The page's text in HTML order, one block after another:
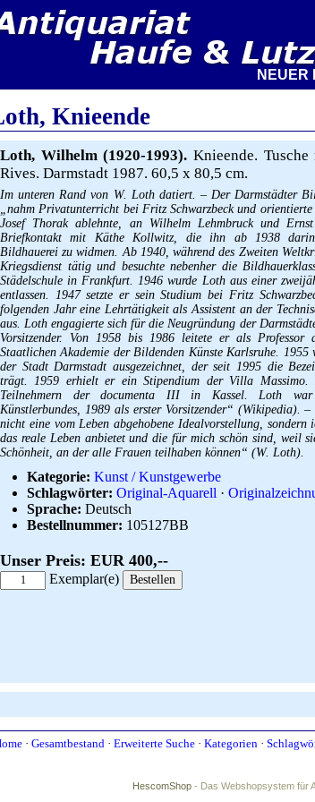
NEUER
Knieende
Loth, Wilhelm (1920-1993). Knieende.
Rives. Darmstadt 1987. 60,5 x 80,5 cm.
Im unteren Rand von W. Loth datiert. – Der Darmstädter
„nahm Privatunterricht bei Fritz Schwarzbeck und
Josef Thorak ablehnte, an Wilhelm Lehmbruck und
Briefkontakt mit Käthe Kollwitz, die ihn ab 1938
Bildhauerei zu widmen. Ab 1940, während des Zweiten
Kriegsdienst tätig und besuchte nebenher die
Städelschule in Frankfurt. 1946 wurde Loth aus einer
entlassen. 1947 setzte er sein Studium bei Fritz
folgenden Jahr eine Lehrtätigkeit als Assistent an der
aus. Loth engagierte sich für die Neugründung der
Vorsitzender. Von 1958 bis 1986 leitete er als Professor
Staatlichen Akademie der Bildenden Künste Karlsruhe. 1955
der Stadt Darmstadt ausgezeichnet, der seit 1995 die
trägt. 1959 erhielt er ein Stipendium der Villa Massimo.
Teilnehmern der documenta III in Kassel. Loth war
Künstlerbundes, 1989 als erster Vorsitzender“ (Wikipedia).
nicht eine vom Leben abgehobene Idealvorstellung, sondern
das reale Leben anbietet und die für mich schön sind, weil
Schönheit, an der alle Frauen teilhaben können“ (W. Loth).
Kategorie: Kunst / Kunstgewerbe
Schlagwörter: Original-Aquarell ·
Sprache: Deutsch
Bestellnummer: 105127BB
Unser Preis: EUR 400,--
Exemplar(e)
· Gesamtbestand· Erweiterte Suche· Kategorien·
HescomShop - Das Webshopsystem für